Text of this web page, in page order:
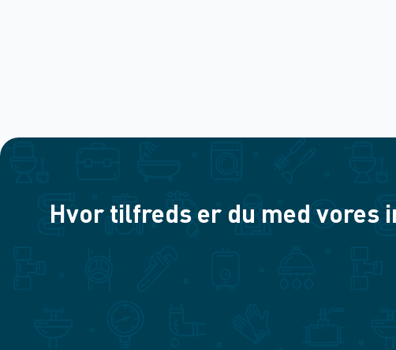
Hvor tilfreds er du med vores